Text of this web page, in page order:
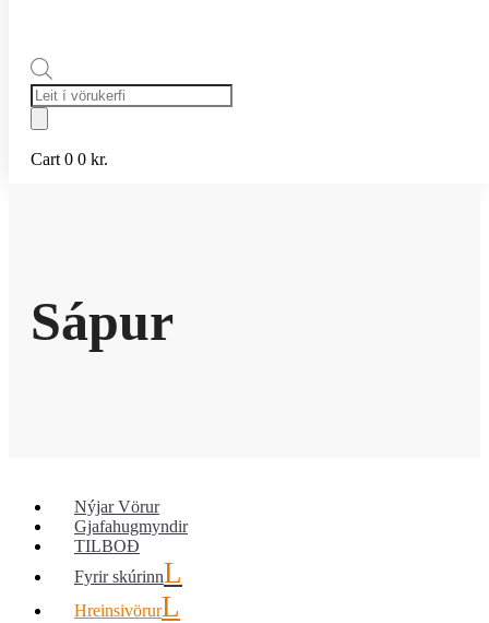
Products
search
Cart 0 0 kr.
Sápur
Nýjar Vörur
Gjafahugmyndir
TILBOÐ
Fyrir skúrinn
Hreinsivörur